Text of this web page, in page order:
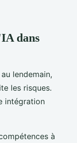
dans
lendemain,
les risques.
intégration
à